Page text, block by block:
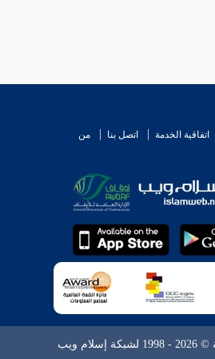
اتفاقية الخدمة اتصل بنا
من
ويب